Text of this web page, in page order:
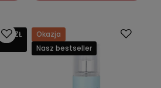
ZŁ
Okazja
Nasz bestseller